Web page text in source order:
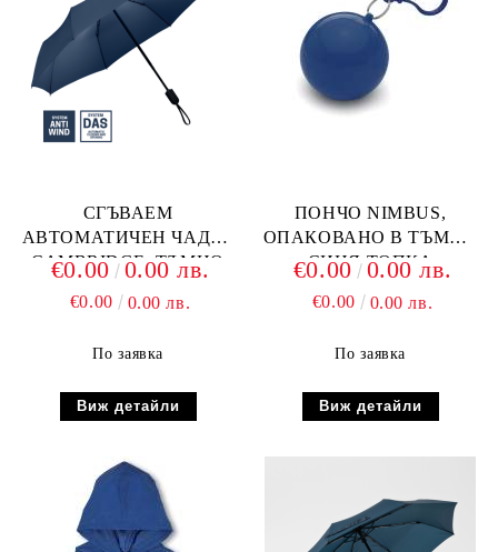
СГЪВАЕМ
АВТОМАТИЧЕН ЧАДЪР
CAMBRIDGE, ТЪМНО
€0.00 0.00 лв.
€0.00 0.00 лв.
По заявка
Виж детайли
ПОНЧО NIMBUS,
ОПАКОВАНО В ТЪМНО
СИНЯ ТОПКА
€0.00 0.00 лв.
€0.00 0.00 лв.
По заявка
Виж детайли